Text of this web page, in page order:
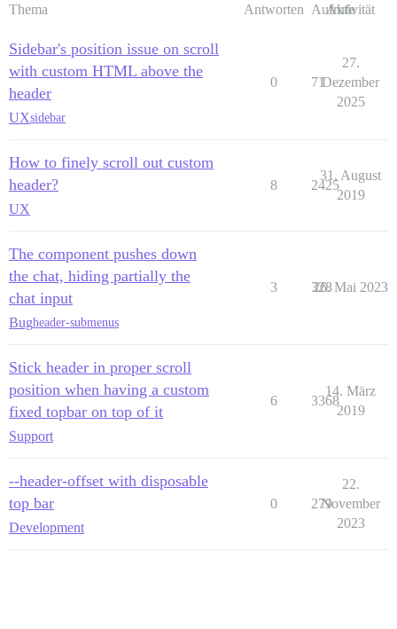
Thema Antworten Aufrufe
Aktivität
Sidebar's position issue on scroll
with custom HTML above the
header
UXsidebar
0 71
27.
Dezember
2025
How to finely scroll out custom
header?
UX
8 2425
31. August
2019
The component pushes down
the chat, hiding partially the
chat input
Bugheader-submenus
3 328
26. Mai 2023
Stick header in proper scroll
position when having a custom
fixed topbar on top of it
Support
6 3368
14. März
2019
--header-offset with disposable
top bar
Development
0 279
22.
November
2023